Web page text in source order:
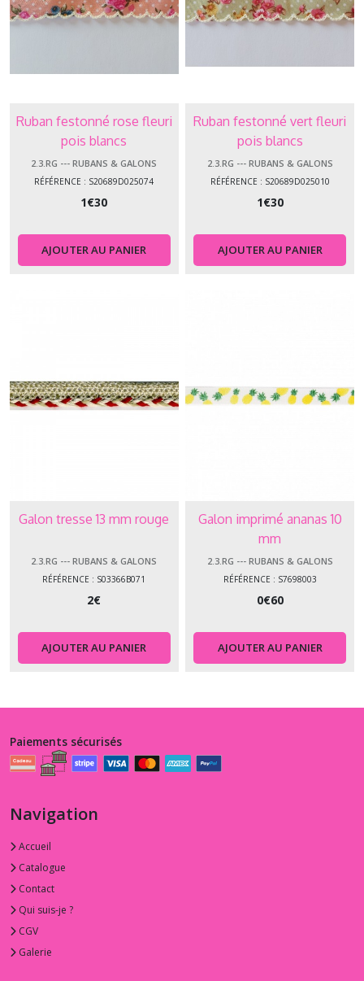
Ruban festonné rose fleuri
pois blancs
2.3.RG --- RUBANS & GALONS
RÉFÉRENCE : S20689D025074
1€30
AJOUTER AU PANIER
Ruban festonné vert fleuri
pois blancs
2.3.RG --- RUBANS & GALONS
RÉFÉRENCE : S20689D025010
1€30
AJOUTER AU PANIER
Galon tresse 13 mm rouge
2.3.RG --- RUBANS & GALONS
RÉFÉRENCE : S03366B071
2€
AJOUTER AU PANIER
Galon imprimé ananas 10
mm
2.3.RG --- RUBANS & GALONS
RÉFÉRENCE : S7698003
0€60
AJOUTER AU PANIER
Paiements sécurisés
Navigation
Accueil
Catalogue
Contact
Qui suis-je ?
CGV
Galerie